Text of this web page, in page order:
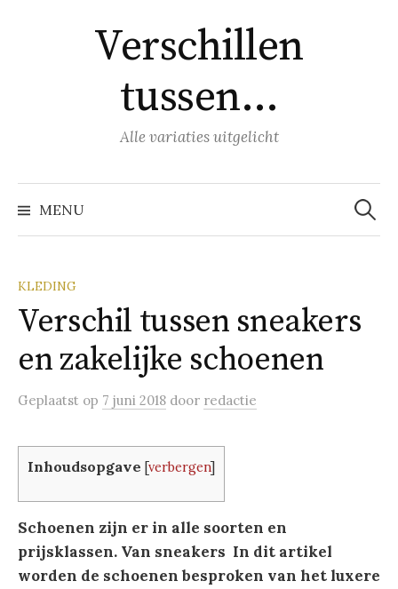
Verschillen
tussen…
Alle variaties uitgelicht
MENU
Zoeken
naar:
KLEDING
Verschil tussen sneakers
en zakelijke schoenen
Geplaatst op 7 juni 2018 door redactie
Inhoudsopgave [verbergen]
Schoenen zijn er in alle soorten en
prijsklassen. Van sneakers In dit artikel
worden de schoenen besproken van het luxere